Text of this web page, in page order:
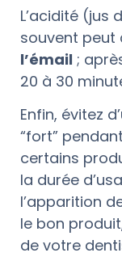
L’acidité (jus
souvent peut
l’émail ;
20 à 30
Enfin, évitez
“fort”
certains
la durée
l’apparition
le bon
de votre